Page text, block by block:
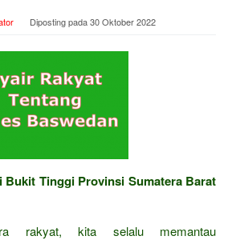
Diposting pada30 Oktober 2022
Bukit Tinggi Provinsi Sumatera Barat
rakyat, kita selalu memantau